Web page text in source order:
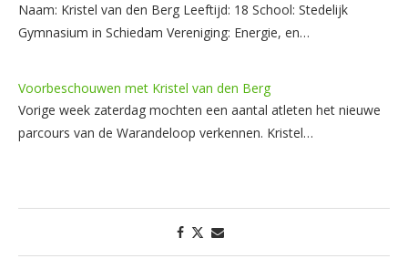
Naam: Kristel van den Berg Leeftijd: 18 School: Stedelijk
Gymnasium in Schiedam Vereniging: Energie, en…
Voorbeschouwen met Kristel van den Berg
Vorige week zaterdag mochten een aantal atleten het nieuwe
parcours van de Warandeloop verkennen. Kristel…